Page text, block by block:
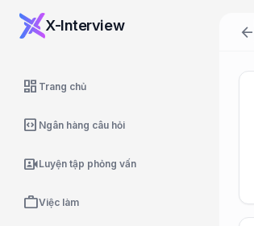
X-Interview
dashboard Trang chủ
code_blocks Ngân hàng câu hỏi
video_camera_frontLuyện tập phỏng vấn
workViệc làm
arrow_back